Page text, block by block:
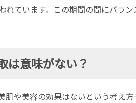
れています。この期間の間にバラ
は意味がない？
や美容の効果はないという考え方